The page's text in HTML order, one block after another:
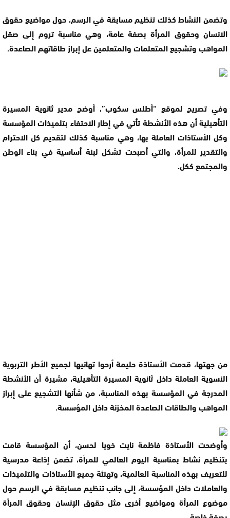
وتضمن النشاط كذلك تنظيم مسابقة في الرسم، حول مواضيع حقوق
الانسان وحقوق المرأة بصفة عامة، وهي مناسبة تروم إلى صقل
المواهب وتشجيع المتعلمات والمتعلمين عل إبراز طاقاتهم الصاعدة.
وفي تصريح لموقع “أطلس سكوب”، أوضح مدير ثانوية المسيرة
التأهيلية أن هذه الأنشطة تأتي في إطار الاحتفاء بتلميذات المؤسسة
وكل الأستاذات العاملة بها، وهي مناسبة كذلك لتقديم كل الاحترام
والتقدير للمرأة، والتي أصبحت تشكل لبنة أساسية في بناء الوطن
والمجتمع ككل.
من جهتها، قدمت الأستاذة حليمة أرحوا تهانيها لجميع الأطر التربوية
النسوية العاملة داخل ثانوية المسيرة التأهيلية، مشيرة أن الأنشطة
المدرجة في المؤسسة بهذه المناسبة، من شأنها التشجيع على إبراز
المواهب والطاقات الصاعدة المخزنة داخل المؤسسة.
وأوضحت الأستاذة فاظمة نايت خويا لحسن، أن المؤسسة قامت
بتنظيم نشاط بمناسبة اليوم العالمي للمرأة، تضمن إذاعة مدرسية
للتعريف بهذه المناسبة العالمية، وتهنئة جميع الأستاذات والتلميذات
والعاملات داخل المؤسسة، إلى جانب تنظيم مسابقة في الرسم حول
موضوع المرأة ومواضيع أخرى مثل حقوق الإنسان وحقوق المرأة